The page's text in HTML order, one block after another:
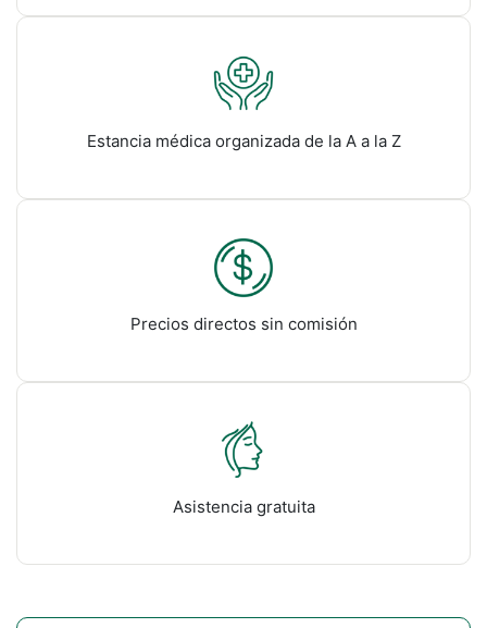
Estancia médica organizada de la A a la Z
Precios directos sin comisión
Asistencia gratuita